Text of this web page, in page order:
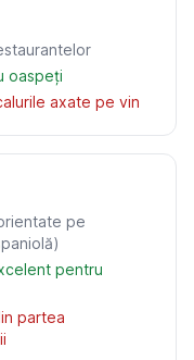
oaspeți
axate pe vin
pe
pentru
partea